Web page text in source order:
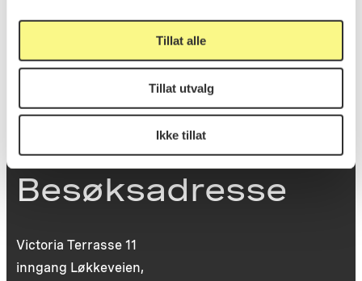
Tillat alle
Tillat utvalg
Ikke tillat
St. Olavs plass
Besøksadresse
Victoria Terrasse 11
inngang Løkkeveien,